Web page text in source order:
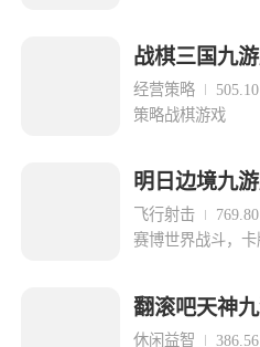
战棋三国九
经营策略
策略战棋游戏
明日边境九
飞行射击
赛博世界战斗，卡
翻滚吧天神
休闲益智